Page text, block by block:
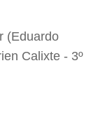
(Eduardo
Calixte - 3º